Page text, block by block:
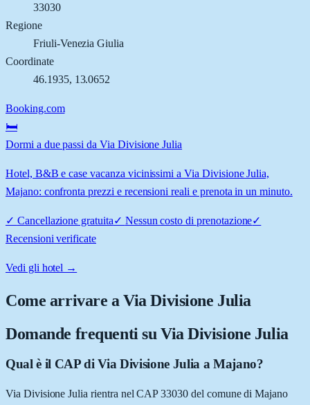
33030
Regione
Friuli-Venezia Giulia
Coordinate
46.1935, 13.0652
Booking.com
🛏️
Dormi a due passi da Via Divisione Julia
Hotel, B&B e case vacanza vicinissimi a Via Divisione Julia,
Majano: confronta prezzi e recensioni reali e prenota in un minuto.
✓ Cancellazione gratuita✓ Nessun costo di prenotazione✓
Recensioni verificate
Vedi gli hotel →
Come arrivare aVia Divisione Julia
Domande frequenti su Via Divisione Julia
Qual è il CAP di Via Divisione Julia a Majano?
Via Divisione Julia rientra nel CAP 33030 del comune di Majano